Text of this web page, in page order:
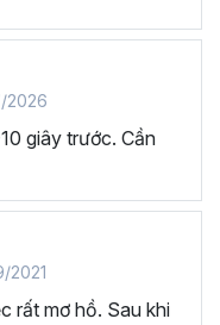
các kỹ năng cơ bản,
việc.
xuyên phải làm
cáo cho quản lý.
hoạch tài chính, phân
Google Sheet
cứu, chia sẻ và
2026
giây trước. Cần
2021
rất mơ hồ. Sau khi